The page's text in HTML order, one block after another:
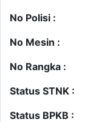
No Polisi :
No Mesin :
No Rangka :
Status STNK :
Status BPKB :